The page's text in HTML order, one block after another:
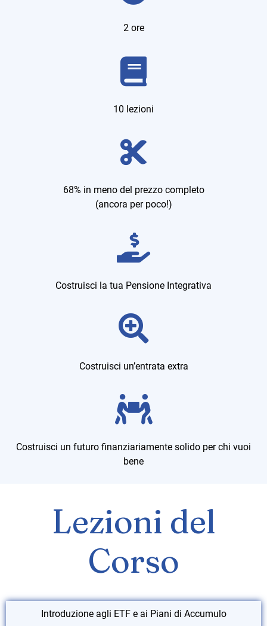
2 ore
10 lezioni
68% in meno del prezzo completo
(ancora per poco!)
Costruisci la tua Pensione Integrativa
Costruisci un’entrata extra
Costruisci un futuro finanziariamente solido per chi vuoi
bene
Lezioni del
Corso
Introduzione agli ETF e ai Piani di Accumulo